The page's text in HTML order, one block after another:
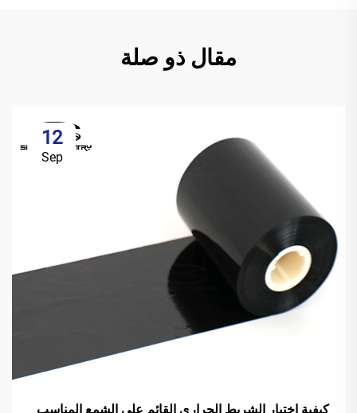
مقال ذو صلة
12
Sep
كيفية اختيار الشريط الحراري القائم على الشمع المناسب